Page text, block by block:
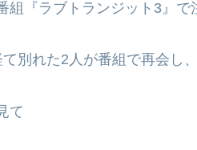
組『ラブトランジット3』で
別れた2人が番組で再会し
て